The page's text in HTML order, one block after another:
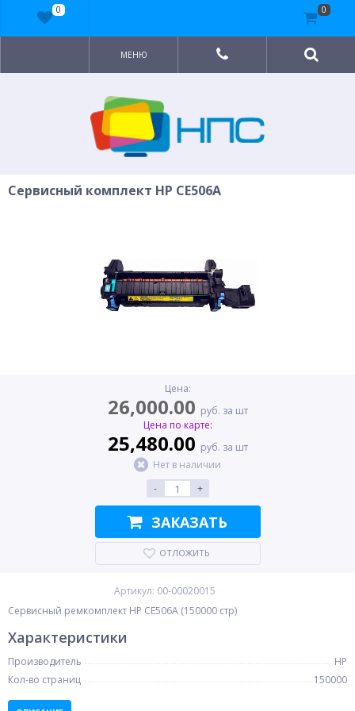
МЕНЮ
Сервисный комплект HP CE506A
Цена:
26,000.00 руб. за шт
Цена по карте:
25,480.00 руб. за шт
Нет в наличии
-
+
ЗАКАЗАТЬ
ОТЛОЖИТЬ
Артикул: 00-00020015
Сервисный ремкомплект HP CE506A (150000 стр)
Характеристики
Производитель
HP
Кол-во страниц
150000
0 0